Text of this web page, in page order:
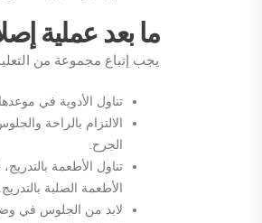
ما بعد عملية
يجب إتباع مجموعة من
تناول الأدوية في
الجرح.
تناول الأطعمة
الأطعمة الصلبة بالتدريج.
لابد من الجلوس في